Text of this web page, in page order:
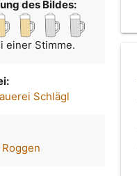
des Bildes:
einer Stimme.
Schlägl